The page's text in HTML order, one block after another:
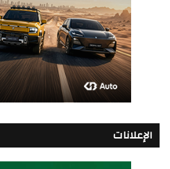
الإعلانات